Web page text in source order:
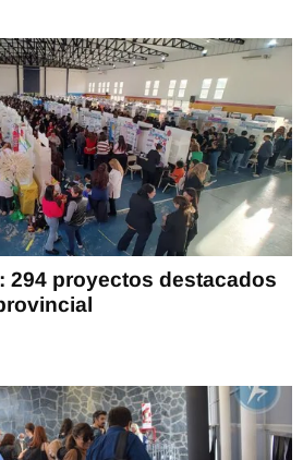
294 proyectos destacados